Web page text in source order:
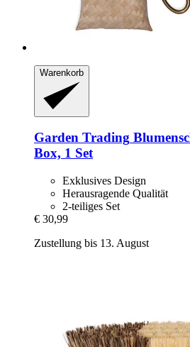
Warenkorb
Garden Trading
Box, 1 Set
Exklusives Design
Herausragende Qualität
2-teiliges Set
€ 30,99
Zustellung bis 13. August